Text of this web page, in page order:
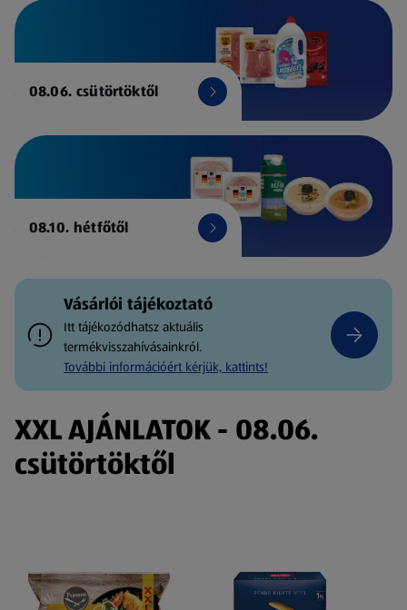
08.06. csütörtöktől
08.10. hétfőtől
Vásárlói tájékoztató
Itt tájékozódhatsz aktuális
termékvisszahívásainkról.
További információért kérjük, kattints!
XXL AJÁNLATOK - 08.06.
csütörtöktől